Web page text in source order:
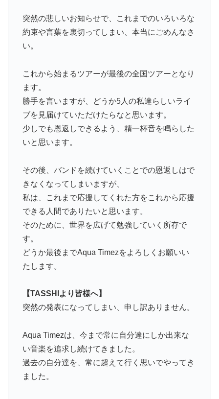
突然の悲しいお知らせで、これまでのいろいろな
約束や言葉を裏切ってしまい、本当にごめんなさ
い。
これから始まるツアーが最後の全国ツアーとなり
ます。
勝手を言いますが、どうか5人の私達らしいライ
ブを見届けていただけたらなと思います。
少しでも恩返しできるよう、精一杯音を鳴らした
いと思います。
その後、バンドを続けていくことでの恩返しはで
きなくなってしまいますが、
私は、これまで応援してくれた方をこれから応援
できる人間でありたいと思います。
そのために、世界を広げて勉強していく所存で
す。
どうか最後までAqua Timezをよろしくお願いい
たします。
【TASSHIより皆様へ】
突然の発表になってしまい、申し訳ありません。
Aqua Timezは、今まで常に自分達にしか出来な
い音楽を追求し続けてきました。
過去の自分達を、常に超えて行く思いでやってき
ました。